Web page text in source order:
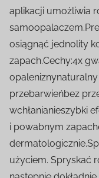
aplikacji umożliwia
osiągnąć jednolity
zapach.Cechy:4x
przebarwieńbez
wchłanianieszybki
i powabnym
użyciem. Spryskać